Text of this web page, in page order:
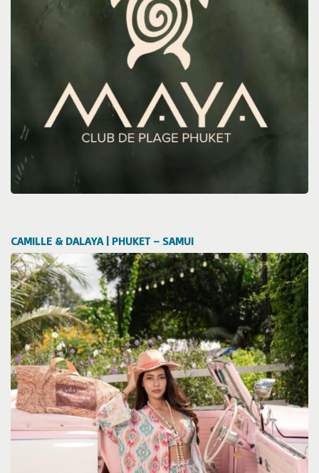
CAMILLE & DALAYA | PHUKET – SAMUI